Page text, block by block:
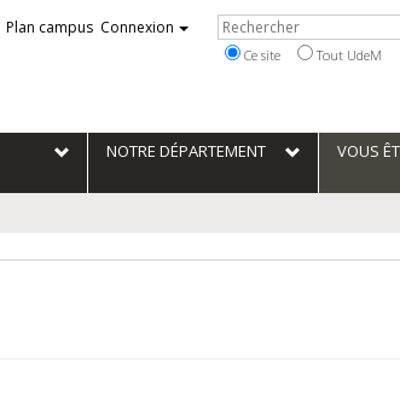
Plan campus Connexion Rechercher
Ce site Tout UdeM
NOTRE DÉPARTEMENT VOUS